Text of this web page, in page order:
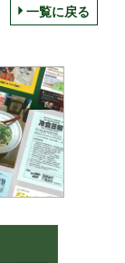
一覧に戻る